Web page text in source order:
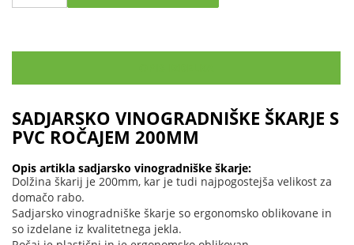
SADJARSKO VINOGRADNIŠKE ŠKARJE S
PVC ROČAJEM 200MM
Opis artikla sadjarsko vinogradniške škarje:
Dolžina škarij je 200mm, kar je tudi najpogostejša velikost za
domačo rabo.
Sadjarsko vinogradniške škarje so ergonomsko oblikovane in
so izdelane iz kvalitetnega jekla.